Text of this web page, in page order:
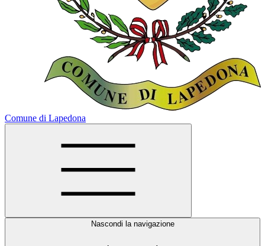
Comune di Lapedona
Nascondi la navigazione